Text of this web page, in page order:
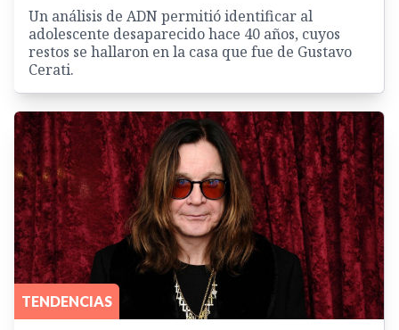
Un análisis de ADN permitió identificar al
adolescente desaparecido hace 40 años, cuyos
restos se hallaron en la casa que fue de Gustavo
Cerati.
TENDENCIAS